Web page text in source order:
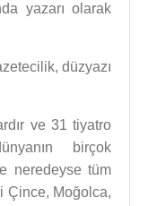
yazarı olarak
düzyazı
ve 31 tiyatro
birçok
neredeyse tüm
Çince, Moğolca,